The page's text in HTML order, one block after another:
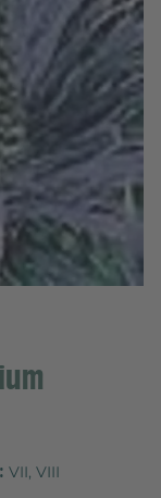
VII, VIII